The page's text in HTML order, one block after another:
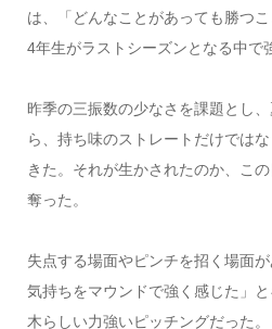
は、「どんなことがあっても勝つ
4年生がラストシーズンとなる中で
昨季の三振数の少なさを課題とし
ら、持ち味のストレートだけでは
きた。それが生かされたのか、こ
奪った。
失点する場面やピンチを招く場面
気持ちをマウンドで強く感じた」
木らしい力強いピッチングだった。